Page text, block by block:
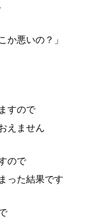
か悪いの？」
すので
えません
ので
った結果です